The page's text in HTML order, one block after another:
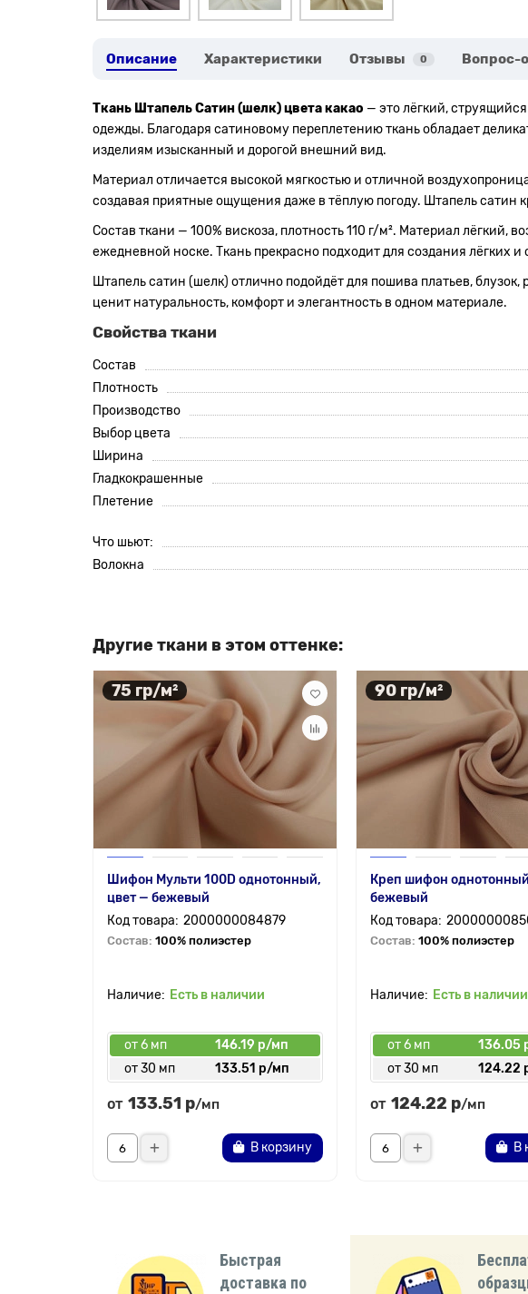
Описание Характеристики Отзывы 0 Вопрос-
Ткань Штапель Сатин (шелк) цвета какао — это лёгкий,
одежды. Благодаря сатиновому переплетению ткань обладает
изделиям изысканный и дорогой внешний вид.
Материал отличается высокой мягкостью и отличной
создавая приятные ощущения даже в тёплую погоду. Штапель сатин
Состав ткани — 100% вискоза, плотность 110 г/м². Материал
ежедневной носке. Ткань прекрасно подходит для создания
Штапель сатин (шелк) отлично подойдёт для пошива платьев,
ценит натуральность, комфорт и элегантность в одном материале.
Свойства ткани
Состав
Плотность
Производство
Выбор цвета
Ширина
Гладкокрашенные
Плетение
Что шьют:
Волокна
Другие ткани в этом оттенке:
75 гр/м²
Шифон Мульти 100D однотонный,
цвет — бежевый
2000000084879
Состав: 100% полиэстер
Есть в наличии
от 6 мп
146.19 р/мп
от 30 мп
133.51 р/мп
от 133.51 р/мп
В корзину
90 гр/м²
Креп шифон
бежевый
Состав: 100% полиэстер
Есть в наличии
от 6 мп
136.05
от 30 мп
124.22
от 124.22 р/мп
В
Быстрая
доставка по